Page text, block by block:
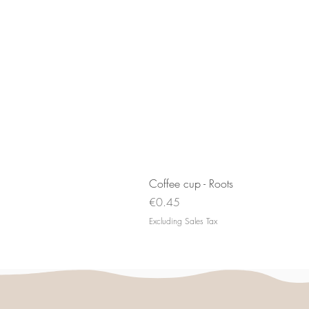
Coffee cup - Roots
Price
€0.45
Excluding Sales Tax